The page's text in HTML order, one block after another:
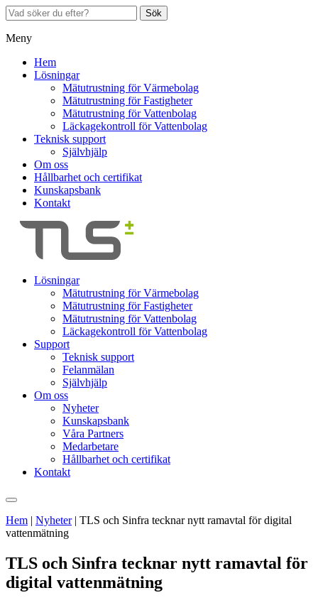
Sök
Meny
Hem
Lösningar
Mätutrustning för Värmebolag
Mätutrustning för Fastigheter
Mätutrustning för Vattenbolag
Läckagekontroll för Vattenbolag
Teknisk support
Självhjälp
Om oss
Hållbarhet och certifikat
Kunskapsbank
Kontakt
Lösningar
Mätutrustning för Värmebolag
Mätutrustning för Fastigheter
Mätutrustning för Vattenbolag
Läckagekontroll för Vattenbolag
Support
Teknisk support
Felanmälan
Självhjälp
Om oss
Nyheter
Kunskapsbank
Våra Partners
Medarbetare
Hållbarhet och certifikat
Kontakt
Hem | Nyheter| TLS och Sinfra tecknar nytt ramavtal för digital
vattenmätning
TLS och Sinfra tecknar nytt ramavtal för
digital vattenmätning